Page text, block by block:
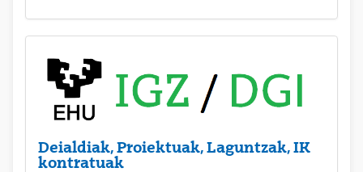
Deialdiak, Proiektuak, Laguntzak, IK
kontratuak